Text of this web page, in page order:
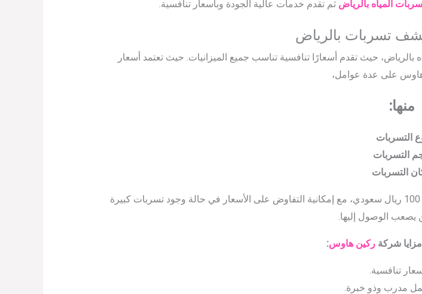
المياه بالرياض ثم تقدم خدمات عالية الجودة وبأسعار تنافسية.
تسربات بالرياض
حيث تقدم أسعارًا تنافسية تناسب جميع الميزانيات. حيث تعتمد أسعار
على عدة عوامل،
منها:
التسربات
التسربات
التسربات
بشكل عام، تبدأ أسعار كشف تسربات المياه من شركة ركين هاوس من 100 ريال سعودي، مع إمكانية التفاوض على الأسعار في حالة وجود تسربات كبيرة
يصعب الوصول إليها.
شركةركين هاوس:
تنافسية.
مدرب وذو خبرة.